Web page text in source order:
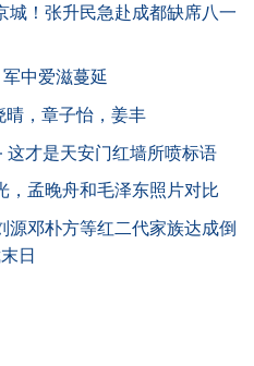
城！张升民急赴成都缺席八一
中爱滋蔓延
，章子怡，姜丰
这才是天安门红墙所喷标语
，孟晚舟和毛泽东照片对比
源邓朴方等红二代家族达成倒
日